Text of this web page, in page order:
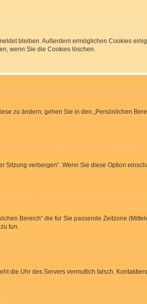
bleiben. Außerdem ermöglichen Cookies
wenn Sie die Cookies löschen.
zu ändern, gehen Sie in den „Persönlichen
verbergen“. Wenn Sie diese Option
Bereich“ die für Sie passende Zeitzone
tun.
die Uhr des Servers vermutlich falsch.